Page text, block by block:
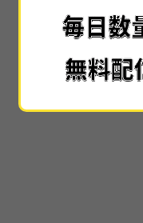
本当に素晴らし
では30万や50万
思いました…!!
感動しました！